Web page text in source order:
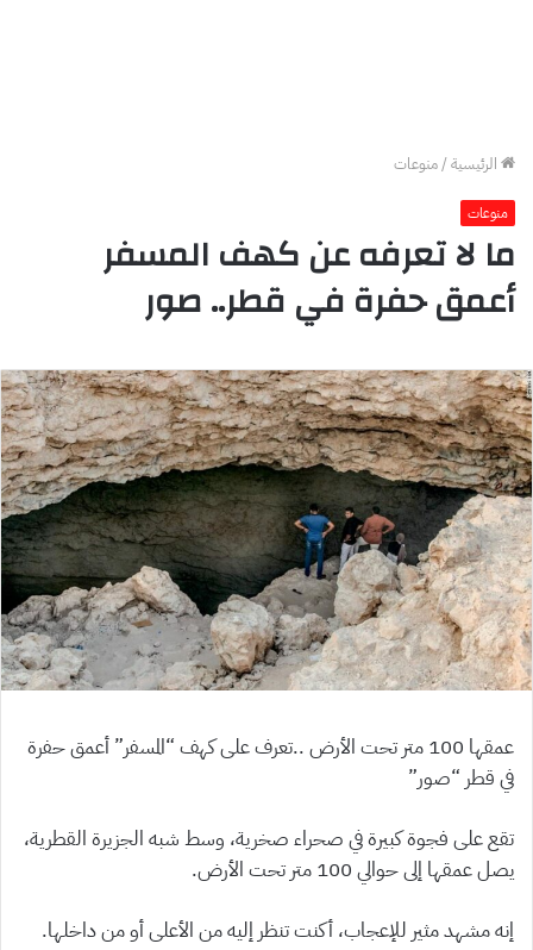
الرئيسية/منوعات
منوعات
ما لا تعرفه عن كهف المسفر
أعمق حفرة في قطر.. صور
عمقها 100 متر تحت الأرض ..تعرف على كهف “المسفر” أعمق حفرة
في قطر “صور”
تقع على فجوة كبيرة في صحراء صخرية، وسط شبه الجزيرة القطرية،
يصل عمقها إلى حوالي 100 متر تحت الأرض.
إنه مشهد مثير للإعجاب، أكنت تنظر إليه من الأعلى أو من داخلها.